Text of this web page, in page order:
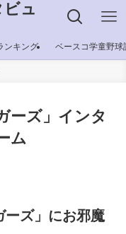
ュ
ンキング ベースコ学童野球
ーズ」インタ
ム
ーズ」にお邪魔